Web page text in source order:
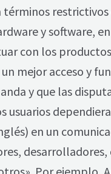
y software,
con los
mejor acceso y
y que las
en un